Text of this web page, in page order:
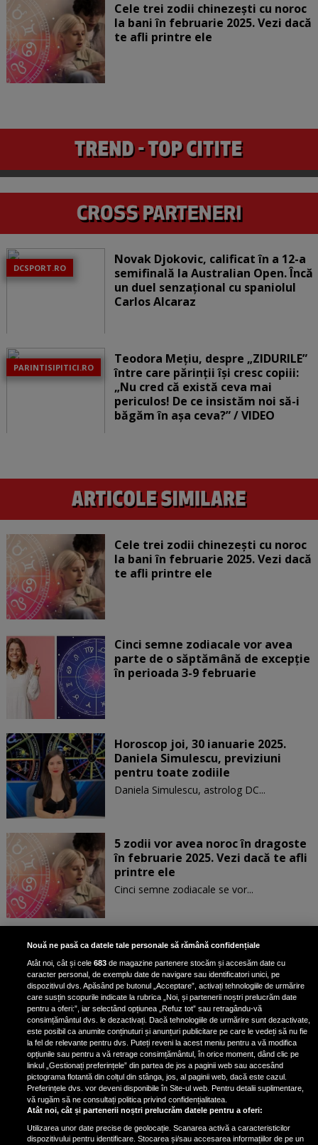
Cele trei zodii chinezești cu noroc
la bani în februarie 2025. Vezi dacă
te afli printre ele
DCSPORT.RO
Novak Djokovic, calificat în a 12-a
semifinală la Australian Open. Încă
un duel senzațional cu spaniolul
Carlos Alcaraz
PARINTISIPITICI.RO
Teodora Mețiu, despre „ZIDURILE”
între care părinții își cresc copiii:
„Nu cred că există ceva mai
periculos! De ce insistăm noi să-i
băgăm în așa ceva?” / VIDEO
Cele trei zodii chinezești cu noroc
la bani în februarie 2025. Vezi dacă
te afli printre ele
Cinci semne zodiacale vor avea
parte de o săptămână de excepție
în perioada 3-9 februarie
Horoscop joi, 30 ianuarie 2025.
Daniela Simulescu, previziuni
pentru toate zodiile
Daniela Simulescu, astrolog DC...
5 zodii vor avea noroc în dragoste
în februarie 2025. Vezi dacă te afli
printre ele
Cinci semne zodiacale se vor...
Patru zodii primesc un mesaj
special de la Univers pe 30
ianuarie. Vezi dacă te afli printre
ele
3 zodii ale căror dorințe devin
realitate pe 29 ianuarie 2025. Vezi
dacă te afli printre cei norocoși
Nouă ne pasă ca datele tale personale să rămână confidențiale
Atât noi, cât și cele683 de magazine partenere stocăm și accesăm date cu
caracter personal, de exemplu date de navigare sau identificatori unici, pe
dispozitivul dvs. Apăsând pe butonul „Acceptare”, activați tehnologiile de urmărire
care susțin scopurile indicate la rubrica „Noi, și partenerii noștri prelucrăm date
pentru a oferi:”, iar selectând opțiunea „Refuz tot” sau retragându-vă
consimțământul dvs. le dezactivați. Dacă tehnologiile de urmărire sunt dezactivate,
este posibil ca anumite conținuturi și anunțuri publicitare pe care le vedeți să nu fie
la fel de relevante pentru dvs. Puteți reveni la acest meniu pentru a vă modifica
opțiunile sau pentru a vă retrage consimțământul, în orice moment, dând clic pe
linkul „Gestionați preferințele” din partea de jos a paginii web sau accesând
pictograma flotantă din colțul din stânga, jos, al paginii web, dacă este cazul.
Preferințele dvs. vor deveni disponibile în Site-ul web. Pentru detalii suplimentare,
vă rugăm să ne consultați politica privind confidențialitatea.
Atât noi, cât și partenerii noștri prelucrăm datele pentru a oferi:
Utilizarea unor date precise de geolocație. Scanarea activă a caracteristicilor
dispozitivului pentru identificare. Stocarea și/sau accesarea informațiilor de pe un